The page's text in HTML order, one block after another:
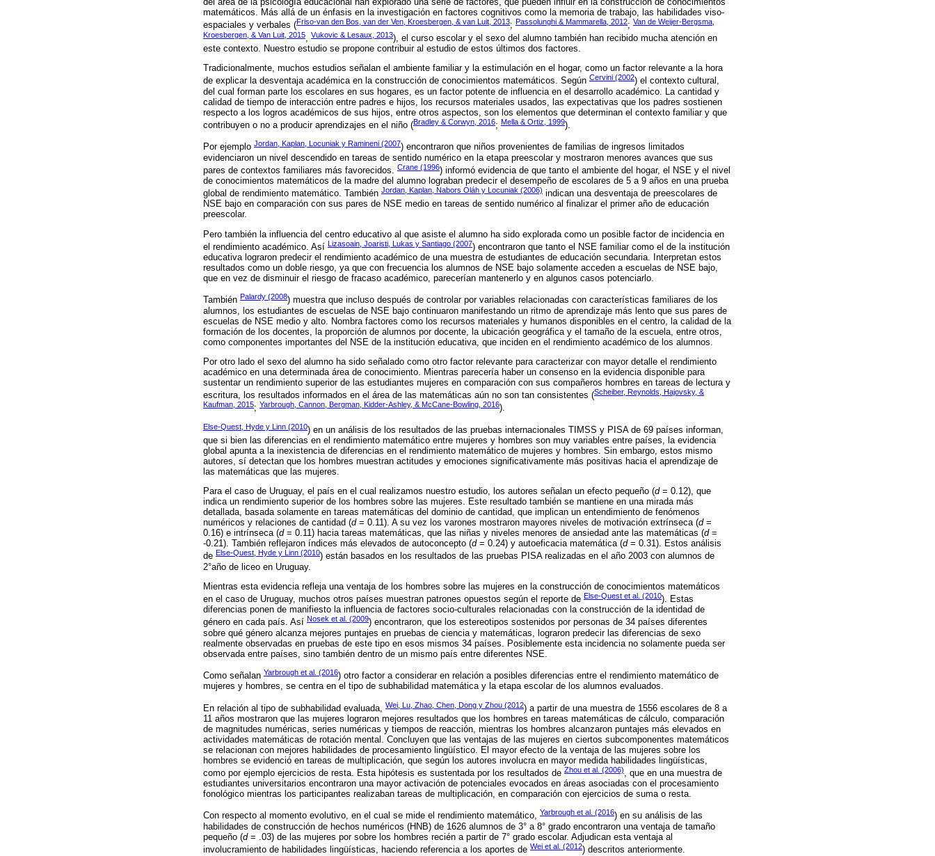
matemáticos. Más allá de un énfasis en la investigación en factores cognitivos como la memoria de trabajo, las habilidades viso-
espaciales y verbales (Friso-van den Bos, van der Ven, Kroesbergen, & van Luit, 2013; Passolunghi & Mammarella, 2012; Van de Weijer-Bergsma,
Kroesbergen, & Van Luit, 2015, Vukovic & Lesaux, 2013), el curso escolar y el sexo del alumno también han recibido mucha atención en
este contexto. Nuestro estudio se propone contribuir al estudio de estos últimos dos factores.
Tradicionalmente, muchos estudios señalan el ambiente familiar y la estimulación en el hogar, como un factor relevante a la hora
de explicar la desventaja académica en la construcción de conocimientos matemáticos. Según Cervini (2002) el contexto cultural,
del cual forman parte los escolares en sus hogares, es un factor potente de influencia en el desarrollo académico. La cantidad y
calidad de tiempo de interacción entre padres e hijos, los recursos materiales usados, las expectativas que los padres sostienen
respecto a los logros académicos de sus hijos, entre otros aspectos, son los elementos que determinan el contexto familiar y que
contribuyen o no a producir aprendizajes en el niño (Bradley & Corwyn, 2016; Mella & Ortiz, 1999).
Por ejemplo Jordan, Kaplan, Locuniak y Ramineni (2007) encontraron que niños provenientes de familias de ingresos limitados
evidenciaron un nivel descendido en tareas de sentido numérico en la etapa preescolar y mostraron menores avances que sus
pares de contextos familiares más favorecidos. Crane (1996) informó evidencia de que tanto el ambiente del hogar, el NSE y el nivel
de conocimientos matemáticos de la madre del alumno lograban predecir el desempeño de escolares de 5 a 9 años en una prueba
global de rendimiento matemático. También Jordan, Kaplan, Nabors Oláh y Locuniak (2006) indican una desventaja de preescolares de
NSE bajo en comparación con sus pares de NSE medio en tareas de sentido numérico al finalizar el primer año de educación
preescolar.
Pero también la influencia del centro educativo al que asiste el alumno ha sido explorada como un posible factor de incidencia en
el rendimiento académico. Así Lizasoain, Joaristi, Lukas y Santiago (2007) encontraron que tanto el NSE familiar como el de la institución
educativa lograron predecir el rendimiento académico de una muestra de estudiantes de educación secundaria. Interpretan estos
resultados como un doble riesgo, ya que con frecuencia los alumnos de NSE bajo solamente acceden a escuelas de NSE bajo,
que en vez de disminuir el riesgo de fracaso académico, parecerían mantenerlo y en algunos casos potenciarlo.
También Palardy (2008) muestra que incluso después de controlar por variables relacionadas con características familiares de los
alumnos, los estudiantes de escuelas de NSE bajo continuaron manifestando un ritmo de aprendizaje más lento que sus pares de
escuelas de NSE medio y alto. Nombra factores como los recursos materiales y humanos disponibles en el centro, la calidad de la
formación de los docentes, la proporción de alumnos por docente, la ubicación geográfica y el tamaño de la escuela, entre otros,
como componentes importantes del NSE de la institución educativa, que inciden en el rendimiento académico de los alumnos.
Por otro lado el sexo del alumno ha sido señalado como otro factor relevante para caracterizar con mayor detalle el rendimiento
académico en una determinada área de conocimiento. Mientras parecería haber un consenso en la evidencia disponible para
sustentar un rendimiento superior de las estudiantes mujeres en comparación con sus compañeros hombres en tareas de lectura y
escritura, los resultados informados en el área de las matemáticas aún no son tan consistentes (Scheiber, Reynolds, Hajovsky, &
Kaufman, 2015; Yarbrough, Cannon, Bergman, Kidder-Ashley, & McCane-Bowling, 2016).
Else-Quest, Hyde y Linn (2010) en un análisis de los resultados de las pruebas internacionales TIMSS y PISA de 69 países informan,
que si bien las diferencias en el rendimiento matemático entre mujeres y hombres son muy variables entre países, la evidencia
global apunta a la inexistencia de diferencias en el rendimiento matemático de mujeres y hombres. Sin embargo, estos mismo
autores, sí detectan que los hombres muestran actitudes y emociones significativamente más positivas hacia el aprendizaje de
las matemáticas que las mujeres.
Para el caso de Uruguay, el país en el cual realizamos nuestro estudio, los autores señalan un efecto pequeño (d= 0.12), que
indica un rendimiento superior de los hombres sobre las mujeres. Este resultado también se mantiene en una mirada más
detallada, basada solamente en tareas matemáticas del dominio de cantidad, que implican un entendimiento de fenómenos
numéricos y relaciones de cantidad (d= 0.11). A su vez los varones mostraron mayores niveles de motivación extrínseca (d=
0.16) e intrínseca (d= 0.11) hacia tareas matemáticas, que las niñas y niveles menores de ansiedad ante las matemáticas (d=
-0.21). También reflejaron índices más elevados de autoconcepto (d= 0.24) y autoeficacia matemática (d= 0.31). Estos análisis
de Else-Quest, Hyde y Linn (2010) están basados en los resultados de las pruebas PISA realizadas en el año 2003 con alumnos de
2°año de liceo en Uruguay.
Mientras esta evidencia refleja una ventaja de los hombres sobre las mujeres en la construcción de conocimientos matemáticos
en el caso de Uruguay, muchos otros países muestran patrones opuestos según el reporte de Else-Quest et al. (2010). Estas
diferencias ponen de manifiesto la influencia de factores socio-culturales relacionadas con la construcción de la identidad de
género en cada país. Así Nosek et al. (2009) encontraron, que los estereotipos sostenidos por personas de 34 países diferentes
sobre qué género alcanza mejores puntajes en pruebas de ciencia y matemáticas, lograron predecir las diferencias de sexo
realmente observadas en pruebas de este tipo en esos mismos 34 países. Posiblemente esta incidencia no solamente pueda ser
observada entre países, sino también dentro de un mismo país entre diferentes NSE.
Como señalan Yarbrough et al. (2016) otro factor a considerar en relación a posibles diferencias entre el rendimiento matemático de
mujeres y hombres, se centra en el tipo de subhabilidad matemática y la etapa escolar de los alumnos evaluados.
En relación al tipo de subhabilidad evaluada, Wei, Lu, Zhao, Chen, Dong y Zhou (2012) a partir de una muestra de 1556 escolares de 8 a
11 años mostraron que las mujeres lograron mejores resultados que los hombres en tareas matemáticas de cálculo, comparación
de magnitudes numéricas, series numéricas y tiempos de reacción, mientras los hombres alcanzaron puntajes más elevados en
actividades matemáticas de rotación mental. Concluyen que las ventajas de las mujeres en ciertos subcomponentes matemáticos
se relacionan con mejores habilidades de procesamiento lingüístico. El mayor efecto de la ventaja de las mujeres sobre los
hombres se evidenció en tareas de multiplicación, que según los autores involucra en mayor medida habilidades lingüísticas,
como por ejemplo ejercicios de resta. Esta hipótesis es sustentada por los resultados de Zhou et al. (2006), que en una muestra de
estudiantes universitarios encontraron una mayor activación de potenciales evocados en áreas asociadas con el procesamiento
fonológico mientras los participantes realizaban tareas de multiplicación, en comparación con ejercicios de suma o resta.
Con respecto al momento evolutivo, en el cual se mide el rendimiento matemático, Yarbrough et al. (2016) en su análisis de las
habilidades de construcción de hechos numéricos (HNB) de 1626 alumnos de 3° a 8° grado encontraron una ventaja de tamaño
pequeño (d= .03) de las mujeres por sobre los hombres recién a partir de 7° grado escolar. Adjudican esta ventaja al
involucramiento de habilidades lingüísticas, haciendo referencia a los aportes de Wei et al. (2012) descritos anteriormente.